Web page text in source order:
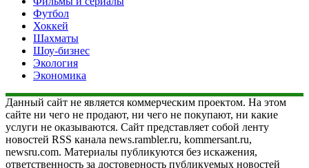
Футбол
Хоккей
Шахматы
Шоу-бизнес
Экология
Экономика
Данный сайт не является коммерческим проектом. На этом
сайте ни чего не продают, ни чего не покупают, ни какие
услуги не оказываются. Сайт представляет собой ленту
новостей RSS канала news.rambler.ru, kommersant.ru,
newsru.com. Материалы публикуются без искажения,
ответственность за достоверность публикуемых новостей